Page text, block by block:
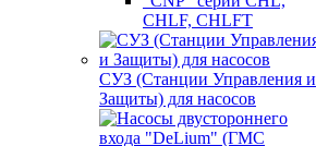
CHLF, CHLFT
СУЗ (Станции Управления и
Защиты) для насосов